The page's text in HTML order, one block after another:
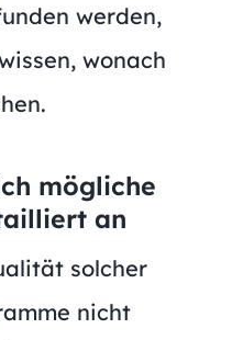
werden,
wonach
mögliche
an
solcher
nicht